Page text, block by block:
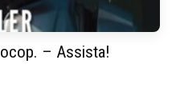
– Assista!